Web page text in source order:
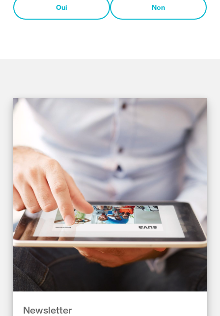
Oui Non
Newsletter